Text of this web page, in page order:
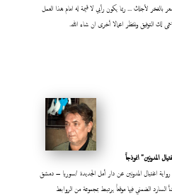
بالفخر لأجلك ... ربما يكون رأيي لا قيمة له امام هذا العمل
لك التوفيق وننتظر اعمالا أخرى ان شاء الله.
المدونين" انموذجاً
اغتيال المدونين عن دار أمل الجديدة /سوريا – دمشق
السارد الضمني فيها موقعاً يرتبط بمجموعة من الروابط